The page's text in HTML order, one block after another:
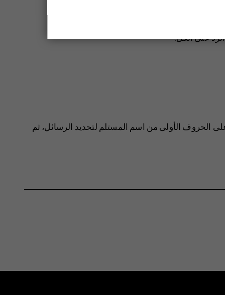
الرد على الكل.
الحروف الأولى من اسم المستلم لتحديد الرسائل، ثم